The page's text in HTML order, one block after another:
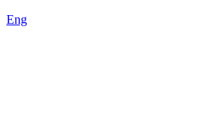
Eng